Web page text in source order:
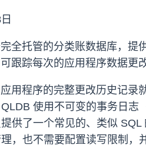
全托管的分类账数据库，提
跟踪每次的应用程序数据更
用程序的完整更改历史记
使用不可变的事务日
供了一个常见的、类似
，也不需要配置读写限制，